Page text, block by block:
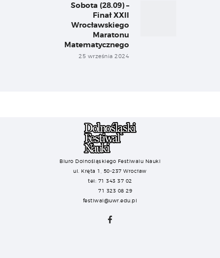
Next
Sobota (28.09) –
Finał XXII
Wrocławskiego
Maratonu
Matematycznego
25 września 2024
Biuro Dolnośląskiego Festiwalu Nauki
ul. Kręta 1, 50-237 Wrocław
tel: 71 343 37 02
71 323 08 29
festiwal@uwr.edu.pl